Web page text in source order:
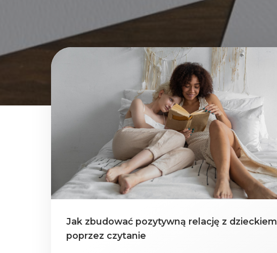
Jak zbudować pozytywną relację z dzieckiem
poprzez czytanie